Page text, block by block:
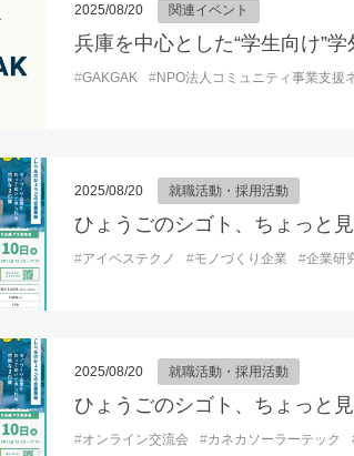
2025/08/20 関連イベント
#GAKGAK #NPO法人コミュニティ事業支援
2025/08/20 就職活動・採用活動
ひょうごのシゴト、ちょっと
#アイベステクノ #モノづくり企業 #企業研
2025/08/20 就職活動・採用活動
#オンライン交流会 #カネカソーラーテック